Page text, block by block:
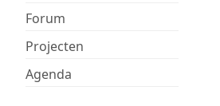
Forum
Projecten
Agenda